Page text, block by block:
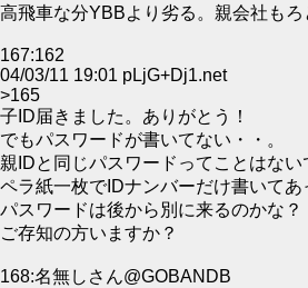
高飛車な分YBBより劣る。親会社もろ
167:162
04/03/11 19:01 pLjG+Dj1.net
>165
子ID届きました。ありがとう！
でもパスワードが書いてない・・。
親IDと同じパスワードってことはない
ペラ紙一枚でIDナンバーだけ書いてあ
パスワードは後から別に来るのかな？
ご存知の方いますか？
168:名無しさん@GOBANDB